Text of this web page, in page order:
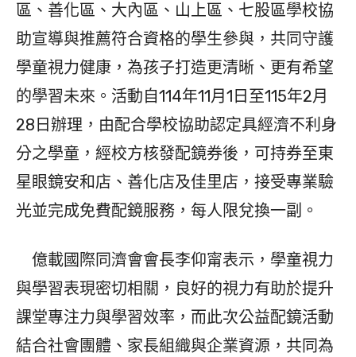
區、善化區、大內區、山上區、七股區學校協
助宣導與推薦符合資格的學生參與，共同守護
學童視力健康，為孩子打造更清晰、更有希望
的學習未來。活動自114年11月1日至115年2月
28日辦理，由配合學校協助認定具經濟不利身
分之學童，經校方核發配鏡券後，可持券至東
星眼鏡安和店、善化店及佳里店，接受專業驗
光並完成免費配鏡服務，每人限兌換一副。
億載國際同濟會會長李仰甯表示，學童視力
與學習表現密切相關，良好的視力有助於提升
課堂專注力與學習效率，而此次公益配鏡活動
結合社會團體、家長組織與企業資源，共同為